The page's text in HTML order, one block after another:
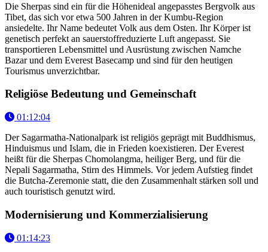
Die Sherpas sind ein für die Höhenideal angepasstes Bergvolk aus
Tibet, das sich vor etwa 500 Jahren in der Kumbu-Region
ansiedelte. Ihr Name bedeutet Volk aus dem Osten. Ihr Körper ist
genetisch perfekt an sauerstoffreduzierte Luft angepasst. Sie
transportieren Lebensmittel und Ausrüstung zwischen Namche
Bazar und dem Everest Basecamp und sind für den heutigen
Tourismus unverzichtbar.
Religiöse Bedeutung und Gemeinschaft
01:12:04
Der Sagarmatha-Nationalpark ist religiös geprägt mit Buddhismus,
Hinduismus und Islam, die in Frieden koexistieren. Der Everest
heißt für die Sherpas Chomolangma, heiliger Berg, und für die
Nepali Sagarmatha, Stirn des Himmels. Vor jedem Aufstieg findet
die Butcha-Zeremonie statt, die den Zusammenhalt stärken soll und
auch touristisch genutzt wird.
Modernisierung und Kommerzialisierung
01:14:23